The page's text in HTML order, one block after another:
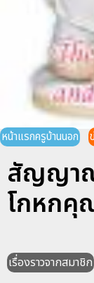
หน้าแรกครูบ้านนอก
สัญญาณ
โกหกคุ
เรื่องราวจากสมาชิก